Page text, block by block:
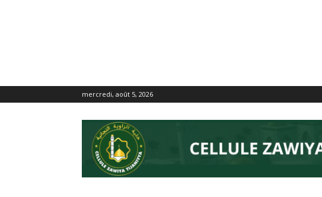
mercredi, août 5, 2026